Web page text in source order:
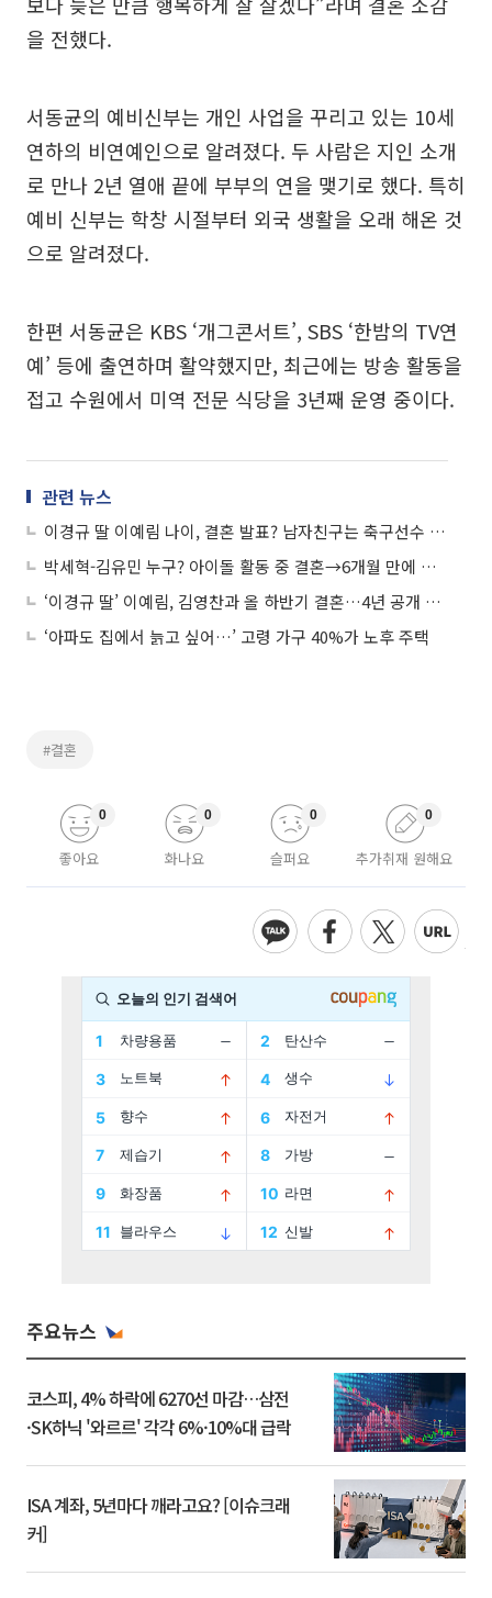
을 전했다.
서동균의 예비신부는 개인 사업을 꾸리고 있는 10세
연하의 비연예인으로 알려졌다. 두 사람은 지인 소개
로 만나 2년 열애 끝에 부부의 연을 맺기로 했다. 특히
예비 신부는 학창 시절부터 외국 생활을 오래 해온 것
으로 알려졌다.
한편 서동균은 KBS ‘개그콘서트’, SBS ‘한밤의 TV연
예’ 등에 출연하며 활약했지만, 최근에는 방송 활동을
접고 수원에서 미역 전문 식당을 3년째 운영 중이다.
관련 뉴스
이경규 딸 이예림 나이, 결혼 발표? 남자친구는 축구선수 김영찬
박세혁-김유민 누구? 아이돌 활동 중 결혼→6개월 만에 이혼한 이유는?
‘이경규 딸’ 이예림, 김영찬과 올 하반기 결혼…4년 공개 연애 ‘결실’
‘아파도 집에서 늙고 싶어…’ 고령 가구 40%가 노후 주택
#결혼
좋아요
0
화나요
0
슬퍼요
0
추가취재 원해요
0
주요뉴스
코스피, 4% 하락에 6270선 마감…삼전
·SK하닉 '와르르' 각각 6%·10%대 급락
ISA 계좌, 5년마다 깨라고요? [이슈크래
커]